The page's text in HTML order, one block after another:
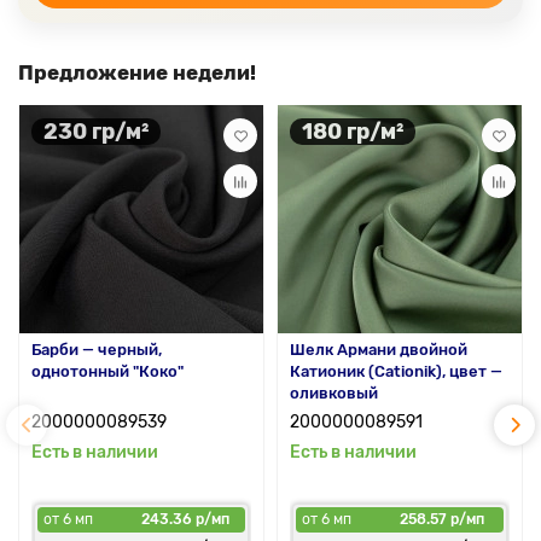
Предложение недели!
230 гр/м²
Барби — черный,
однотонный "Коко"
2000000089539
Есть в наличии
от 6 мп
243.36 р/мп
180 гр/м²
Шелк Армани двойной
Катионик (Cationik), цвет —
оливковый
2000000089591
Есть в наличии
от 6 мп
258.57 р/мп